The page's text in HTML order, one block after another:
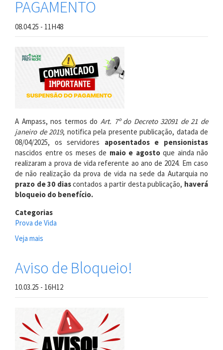
pendentes
com
a
2024
PAGAMENTO
08.04.25 - 11H48
A Ampass, nos termos do Art. 7º do Decreto 32091 de 21 de
janeiro de 2019, notifica pela presente publicação, datada de
08/04/2025, os servidores aposentados e pensionistas
nascidos entre os meses de maio e agostoque ainda não
realizaram a prova de vida referente ao ano de 2024. Em caso
de não realização da prova de vida na sede da Autarquia no
prazo de 30 diascontados a partir desta publicação, haverá
bloqueio do benefício.
Categorias
Prova de Vida
Veja mais
BLOQUEIO
PAGAMENTO
Aviso de Bloqueio!
10.03.25 - 16H12